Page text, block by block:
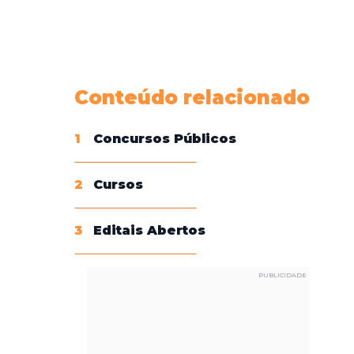
Conteúdo relacionado
1 Concursos Públicos
2 Cursos
3 Editais Abertos
PUBLICIDADE